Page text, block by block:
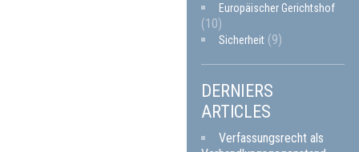
Europäischer Gerichtshof
(10)
Sicherheit (9)
DERNIERS
ARTICLES
Verfassungsrecht als